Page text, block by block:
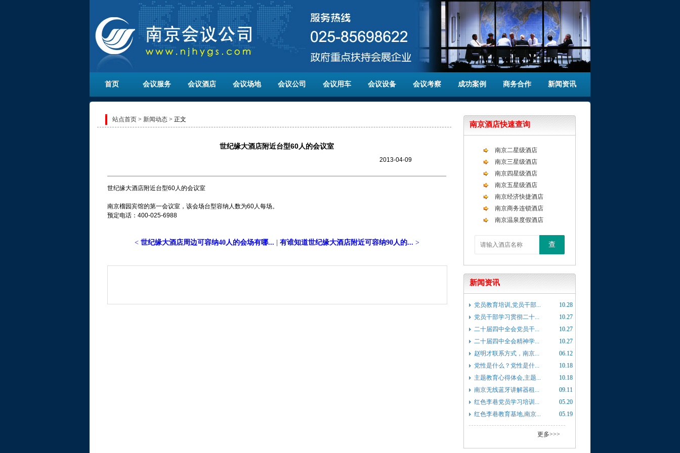
首页 会议服务 会议酒店 会议场地 会议公司 会议用车 会议设备 会议考察 成功案例 商务合作 新闻资讯
站点首页 > 新闻动态 > 正文
世纪缘大酒店附近台型60人的会议室
2013-04-09
世纪缘大酒店附近台型60人的会议室
南京榴园宾馆的第一会议室，该会场台型容纳人数为60人每场。
预定电话：400-025-6988
< 世纪缘大酒店周边可容纳40人的会场有哪... 有谁知道世纪缘大酒店附近可容纳90人的... >
南京酒店快速查询
南京二星级酒店
南京三星级酒店
南京四星级酒店
南京五星级酒店
南京经济快捷酒店
南京商务连锁酒店
南京温泉度假酒店
查
新闻资讯
10.28
党员教育培训,党员干部...
10.27
党员干部学习贯彻二十...
10.27
二十届四中全会党员干...
10.27
二十届四中全会精神学...
06.12
赵明才联系方式，南京...
10.18
党性是什么？党性是什...
10.18
主题教育心得体会,主题...
09.11
南京无线蓝牙讲解器租...
05.20
红色李巷党员学习培训...
05.19
红色李巷教育基地,南京...
更多>>>